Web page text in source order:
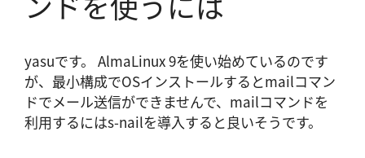
yasuです。 AlmaLinux 9を使い始めているのです
が、最小構成でOSインストールするとmailコマン
ドでメール送信ができませんで、mailコマンドを
利用するにはs-nailを導入すると良いそうです。